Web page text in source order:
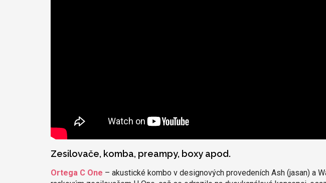
Zesilovače, komba, preampy, boxy apod.
Ortega C One – akustické kombo v designových provedeních Ash (jasan) a